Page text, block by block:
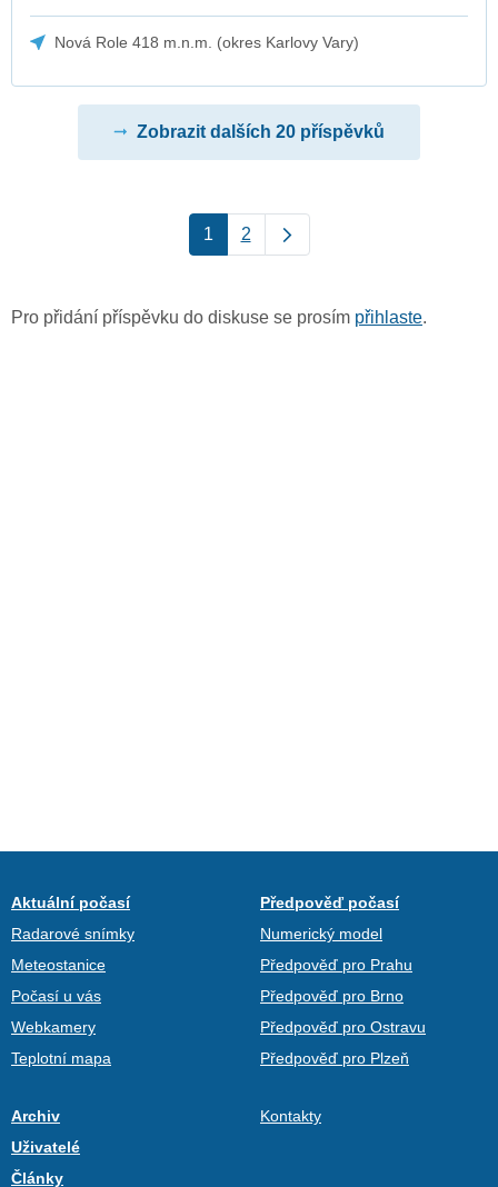
Nová Role 418 m.n.m. (okres Karlovy Vary)
Zobrazit dalších 20 příspěvků
1 2
Pro přidání příspěvku do diskuse se prosím přihlaste.
Aktuální počasí
Radarové snímky
Meteostanice
Počasí u vás
Webkamery
Teplotní mapa
Předpověď počasí
Numerický model
Předpověď pro Prahu
Předpověď pro Brno
Předpověď pro Ostravu
Předpověď pro Plzeň
Archiv
Uživatelé
Články
Kontakty